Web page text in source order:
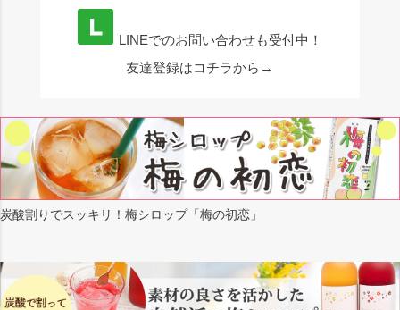
LINEでのお問い合わせも受付中！
友達登録はコチラから→
炭酸割りでスッキリ！梅シロップ「梅の初恋」